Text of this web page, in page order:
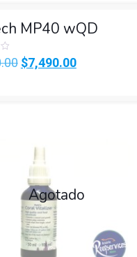
MP40 wQD
Original
$7,490.00Current
Agotado